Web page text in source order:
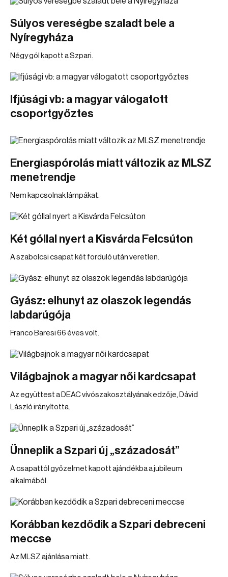
Súlyos vereségbe szaladt bele a
Nyíregyháza
Négy gól kapott a Szpari.
Ifjúsági vb: a magyar válogatott
csoportgyőztes
Energiaspórolás miatt változik az MLSZ
menetrendje
Nem kapcsolnak lámpákat.
Két góllal nyert a Kisvárda Felcsúton
A szabolcsi csapat két forduló után veretlen.
Gyász: elhunyt az olaszok legendás
labdarúgója
Franco Baresi 66 éves volt.
Világbajnok a magyar női kardcsapat
Az együttest a DEAC vívószakosztályának edzője, Dávid
László irányította.
Ünneplik a Szpari új „századosát”
A csapattól győzelmet kapott ajándékba a jubileum
alkalmából.
Korábban kezdődik a Szpari debreceni
meccse
Az MLSZ ajánlása miatt.